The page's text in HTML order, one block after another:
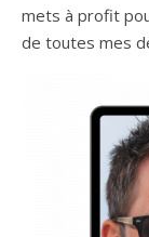
mets à profit
de toutes mes